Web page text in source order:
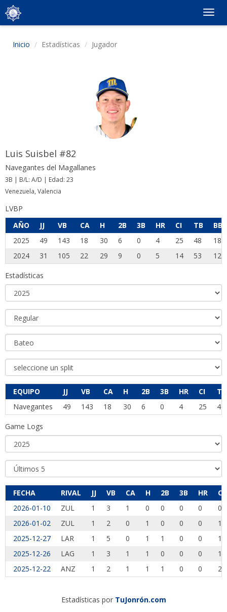
Inicio Estadísticas Jugador
Luis Suisbel #82
Navegantes del Magallanes
3B | B/L: A/D | Edad: 23
Venezuela, Valencia
LVBP
AÑO
JJ VB CA H 2B 3B HR CI TB
BB
2025
49 143 18 30 6 0 4 25 48
18
2024
31 105 22 29 9 0 5 14 53 12
Estadísticas
EQUIPO JJ VB CA H 2B 3B HR CI
TB
Navegantes
49 143 18 30 6 0 4 25 48
Game Logs
FECHA RIVAL JJ VB CA H 2B 3B HR
CI
2026-01-10
ZUL 1 3 1 0 0 0 0
0
2026-01-02
ZUL 1 2 0 1 0 0 0
1
2025-12-27
LAR 1 5 0 1 1 0 0
1
2025-12-26
LAG 1 3 1 1 0 0 0
1
2025-12-22
ANZ 1 2 1 1 1 0 0 2
Estadísticas por TuJonrón.com